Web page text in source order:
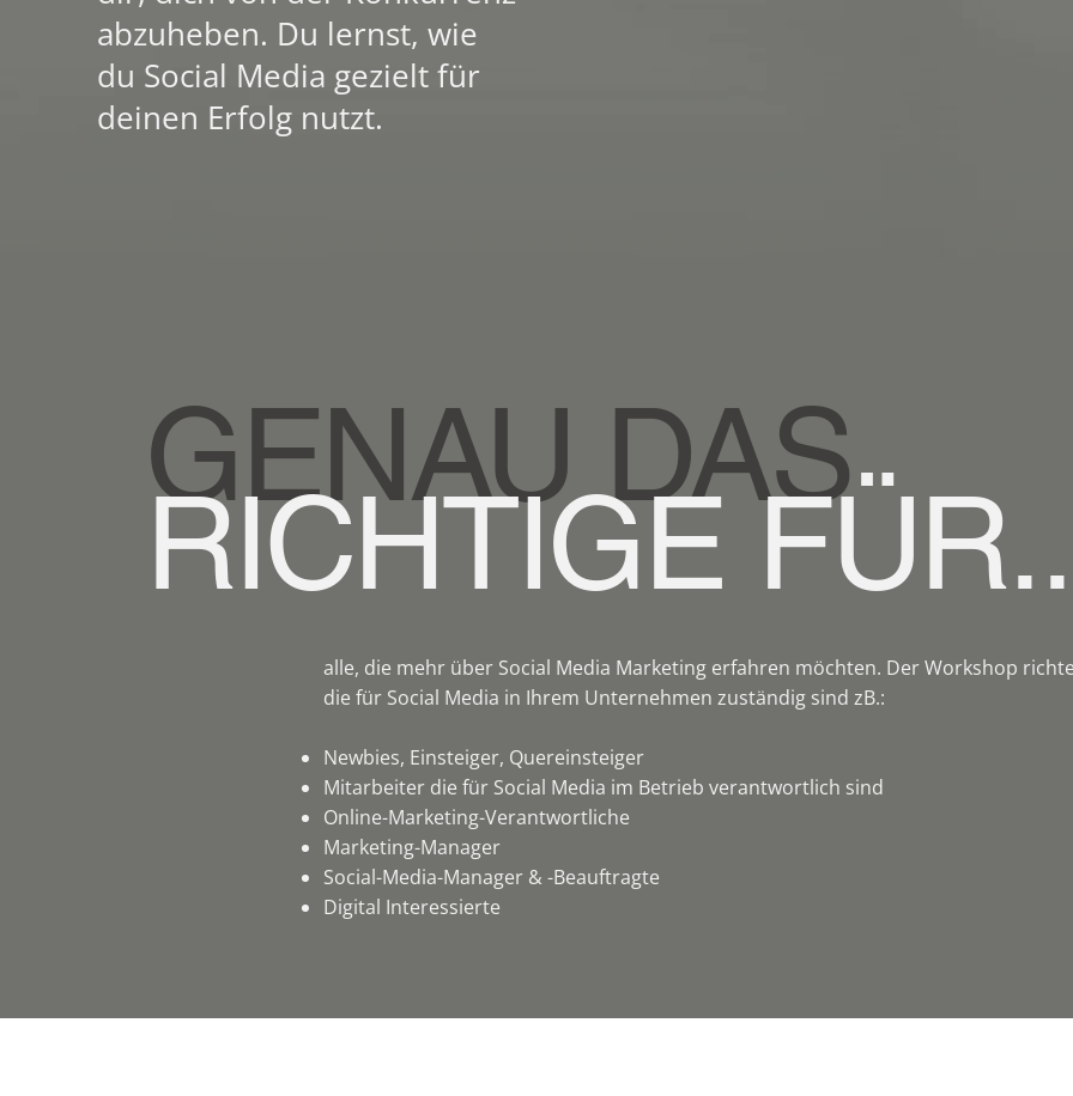
abzuheben. Du lernst, wie
du Social Media gezielt für
deinen Erfolg nutzt.
GENAU DAS
RICHTIGE
alle, die mehr über Social Media Marketing erfahren möchten. Der Workshop
die für Social Media in Ihrem Unternehmen zuständig sind zB.:
Newbies, Einsteiger, Quereinsteiger
Mitarbeiter die für Social Media im Betrieb verantwortlich sind
Online-Marketing-Verantwortliche
Marketing-Manager
Social-Media-Manager & -Beauftragte
Digital Interessierte